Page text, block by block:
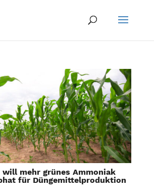
will mehr grünes Ammoniak
für Düngemittelproduktion